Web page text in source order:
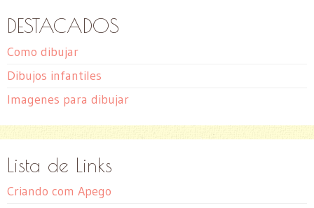
DESTACADOS
Como dibujar
Dibujos infantiles
Imagenes para dibujar
Lista de Links
Criando com Apego